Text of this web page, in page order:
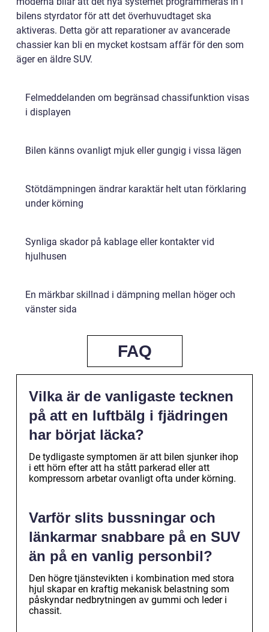
bilens styrdator för att det överhuvudtaget ska
aktiveras. Detta gör att reparationer av avancerade
chassier kan bli en mycket kostsam affär för den som
äger en äldre SUV.
Felmeddelanden om begränsad chassifunktion visas
i displayen
Bilen känns ovanligt mjuk eller gungig i vissa lägen
Stötdämpningen ändrar karaktär helt utan förklaring
under körning
Synliga skador på kablage eller kontakter vid
hjulhusen
En märkbar skillnad i dämpning mellan höger och
vänster sida
FAQ
Vilka är de vanligaste tecknen
på att en luftbälg i fjädringen
har börjat läcka?
De tydligaste symptomen är att bilen sjunker ihop
i ett hörn efter att ha stått parkerad eller att
kompressorn arbetar ovanligt ofta under körning.
Varför slits bussningar och
länkarmar snabbare på en SUV
än på en vanlig personbil?
Den högre tjänstevikten i kombination med stora
hjul skapar en kraftig mekanisk belastning som
påskyndar nedbrytningen av gummi och leder i
chassit.